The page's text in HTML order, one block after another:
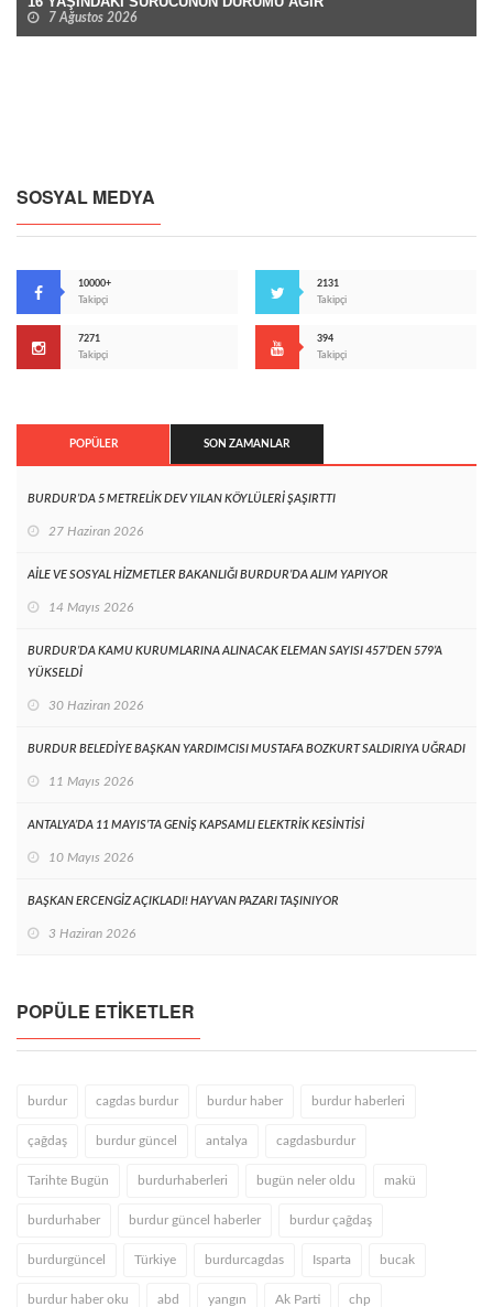
7 Ağustos 2026
SOSYAL MEDYA
10000+
Takipçi
2131
Takipçi
7271
Takipçi
394
Takipçi
POPÜLER SON ZAMANLAR
BURDUR’DA 5 METRELİK DEV YILAN KÖYLÜLERİ ŞAŞIRTTI
27 Haziran 2026
AİLE VE SOSYAL HİZMETLER BAKANLIĞI BURDUR’DA ALIM YAPIYOR
14 Mayıs 2026
BURDUR’DA KAMU KURUMLARINA ALINACAK ELEMAN SAYISI 457’DEN 579’A
YÜKSELDİ
30 Haziran 2026
BURDUR BELEDİYE BAŞKAN YARDIMCISI MUSTAFA BOZKURT SALDIRIYA UĞRADI
11 Mayıs 2026
ANTALYA’DA 11 MAYIS’TA GENİŞ KAPSAMLI ELEKTRİK KESİNTİSİ
10 Mayıs 2026
BAŞKAN ERCENGİZ AÇIKLADI! HAYVAN PAZARI TAŞINIYOR
3 Haziran 2026
POPÜLE ETIKETLER
burdur cagdas burdur burdur haber burdur haberleri
çağdaş burdur güncel antalya cagdasburdur
Tarihte Bugün burdurhaberleri bugün neler oldu makü
burdurhaber burdur güncel haberler burdur çağdaş
burdurgüncel Türkiye burdurcagdas Isparta bucak
burdur haber oku abd yangın Ak Parti chp